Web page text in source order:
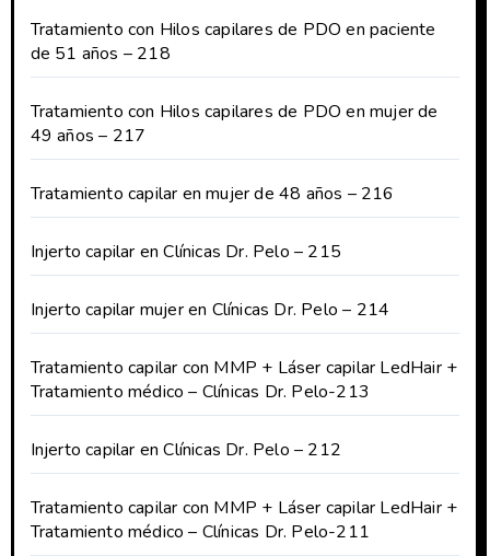
Tratamiento con Hilos capilares de PDO en paciente
de 51 años – 218
Tratamiento con Hilos capilares de PDO en mujer de
49 años – 217
Tratamiento capilar en mujer de 48 años – 216
Injerto capilar en Clínicas Dr. Pelo – 215
Injerto capilar mujer en Clínicas Dr. Pelo – 214
Tratamiento capilar con MMP + Láser capilar LedHair +
Tratamiento médico – Clínicas Dr. Pelo-213
Injerto capilar en Clínicas Dr. Pelo – 212
Tratamiento capilar con MMP + Láser capilar LedHair +
Tratamiento médico – Clínicas Dr. Pelo-211